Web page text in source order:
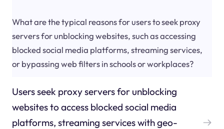
What are the typical reasons for users to seek proxy
servers for unblocking websites, such as accessing
blocked social media platforms, streaming services,
or bypassing web filters in schools or workplaces?
Users seek proxy servers for unblocking
websites to access blocked social media
platforms, streaming services with geo-